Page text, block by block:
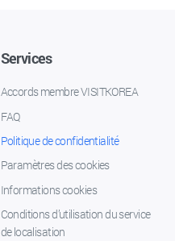
Services
Accords membre VISITKOREA
FAQ
Politique de confidentialité
Paramètres des cookies
Informations cookies
Conditions d’utilisation du service
de localisation